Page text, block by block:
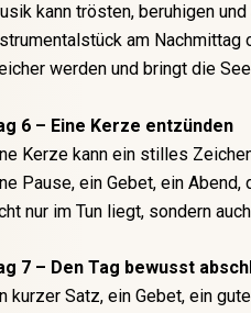
kann trösten, beruhigen
am
werden und bringt die
6 – Eine Kerze entzünden
Kerze kann ein stilles
Pause, ein Gebet, ein
nur im Tun liegt, sondern
7 – Den Tag bewusst
kurzer Satz, ein Gebet, ein